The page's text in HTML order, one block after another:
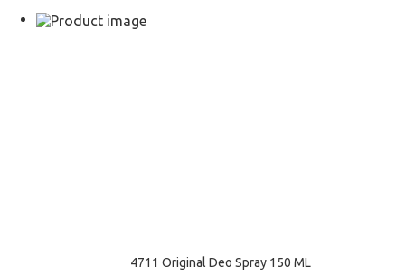
4711 Original Deo Spray 150 ML